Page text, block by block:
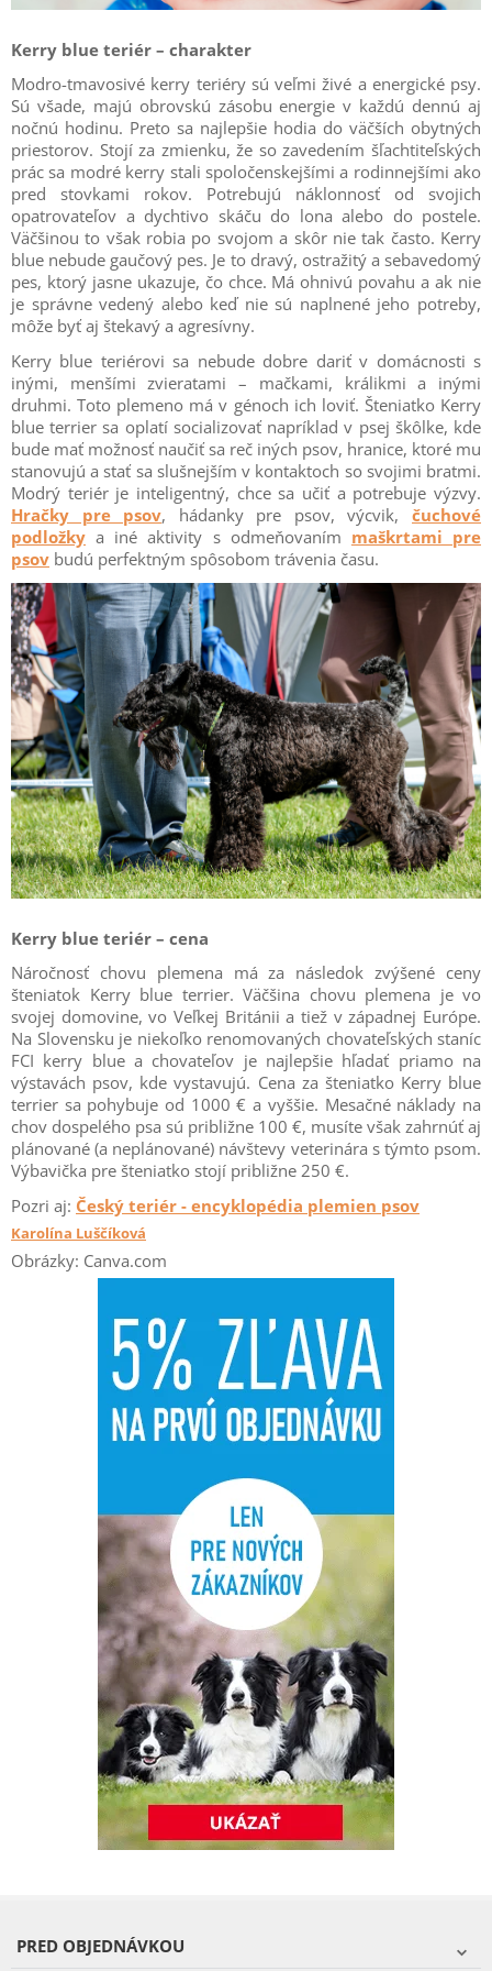
Kerry blue teriér – charakter
Modro-tmavosivé kerry teriéry sú veľmi živé a energické psy.
Sú všade, majú obrovskú zásobu energie v každú dennú aj
nočnú hodinu. Preto sa najlepšie hodia do väčších obytných
priestorov. Stojí za zmienku, že so zavedením šľachtiteľských
prác sa modré kerry stali spoločenskejšími a rodinnejšími ako
pred stovkami rokov. Potrebujú náklonnosť od svojich
opatrovateľov a dychtivo skáču do lona alebo do postele.
Väčšinou to však robia po svojom a skôr nie tak často. Kerry
blue nebude gaučový pes. Je to dravý, ostražitý a sebavedomý
pes, ktorý jasne ukazuje, čo chce. Má ohnivú povahu a ak nie
je správne vedený alebo keď nie sú naplnené jeho potreby,
môže byť aj štekavý a agresívny.
Kerry blue teriérovi sa nebude dobre dariť v domácnosti s
inými, menšími zvieratami – mačkami, králikmi a inými
druhmi. Toto plemeno má v génoch ich loviť. Šteniatko Kerry
blue terrier sa oplatí socializovať napríklad v psej škôlke, kde
bude mať možnosť naučiť sa reč iných psov, hranice, ktoré mu
stanovujú a stať sa slušnejším v kontaktoch so svojimi bratmi.
Modrý teriér je inteligentný, chce sa učiť a potrebuje výzvy.
Hračky pre psov, hádanky pre psov, výcvik,čuchové
podložky a iné aktivity s odmeňovaním maškrtami pre
psov budú perfektným spôsobom trávenia času.
Kerry blue teriér – cena
Náročnosť chovu plemena má za následok zvýšené ceny
šteniatok Kerry blue terrier. Väčšina chovu plemena je vo
svojej domovine, vo Veľkej Británii a tiež v západnej Európe.
Na Slovensku je niekoľko renomovaných chovateľských staníc
FCI kerry blue a chovateľov je najlepšie hľadať priamo na
výstavách psov, kde vystavujú. Cena za šteniatko Kerry blue
terrier sa pohybuje od 1000 € a vyššie. Mesačné náklady na
chov dospelého psa sú približne 100 €, musíte však zahrnúť aj
plánované (a neplánované) návštevy veterinára s týmto psom.
Výbavička pre šteniatko stojí približne 250 €.
Pozri aj: Český teriér - encyklopédia plemien psov
Karolína Luščíková
Obrázky: Canva.com
PRED OBJEDNÁVKOU